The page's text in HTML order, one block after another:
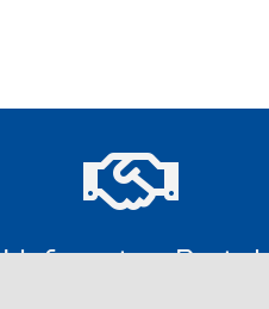
Lieferanten-Portal